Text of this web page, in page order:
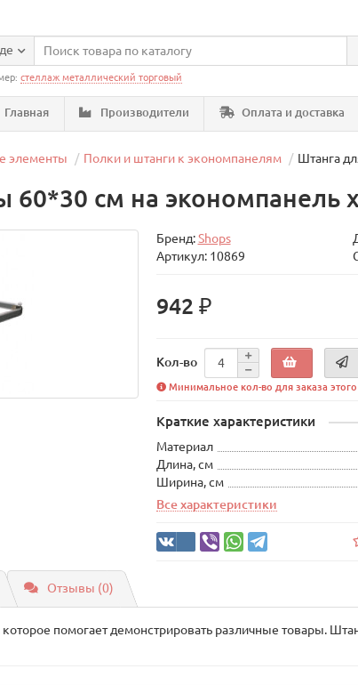
стеллаж металлический торговый
Главная Производители Оплата и доставка
элементы Полки и штанги к экономпанелям Штанга
см на экономпанель
Бренд:Shops
Артикул: 10869
942 ₽
Кол-во
Минимальное кол-во для заказа этого
Краткие характеристики
Материал
Длина, см
Ширина, см
Все характеристики
Отзывы (0)
помогает демонстрировать различные товары.